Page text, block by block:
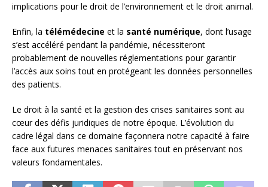
implications pour le droit de l’environnement et le droit animal.
Enfin, la télémédecine et la santé numérique, dont l’usage
s’est accéléré pendant la pandémie, nécessiteront
probablement de nouvelles réglementations pour garantir
l’accès aux soins tout en protégeant les données personnelles
des patients.
Le droit à la santé et la gestion des crises sanitaires sont au
cœur des défis juridiques de notre époque. L’évolution du
cadre légal dans ce domaine façonnera notre capacité à faire
face aux futures menaces sanitaires tout en préservant nos
valeurs fondamentales.